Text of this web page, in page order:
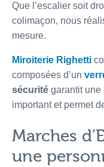
Que l’escalier soit
colimaçon, nous
mesure.
Miroiterie Righetti
composées d’un
sécurité garantit une
important et permet
Marches
une